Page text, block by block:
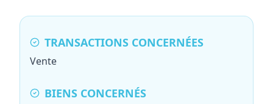
TRANSACTIONS CONCERNÉES
Vente
BIENS CONCERNÉS